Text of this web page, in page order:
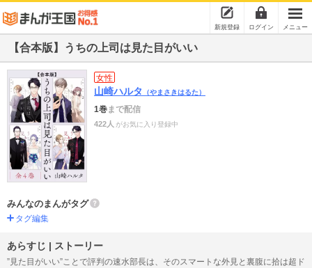
新規登録 ログイン メニュー
【合本版】うちの上司は見た目がいい
女性
山崎ハルタ （やまさきはるた）
1巻まで配信
422人 がお気に入り登録中
みんなのまんがタグ
タグ編集
あらすじ | ストーリー
”見た目がいい”ことで評判の速水部長は、そのスマートな外見と裏腹に拾は超ド